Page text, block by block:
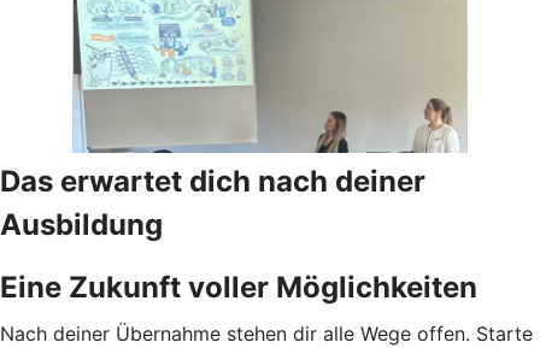
Das erwartet dich nach deiner
Ausbildung
Eine Zukunft voller Möglichkeiten
Nach deiner Übernahme stehen dir alle Wege offen. Starte